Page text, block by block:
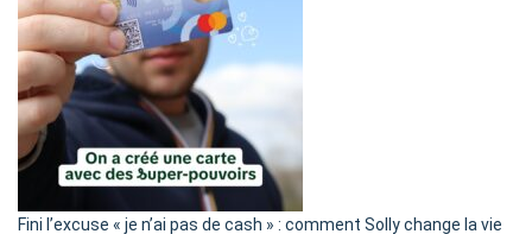
Fini l’excuse « je n’ai pas de cash » : comment Solly change la vie